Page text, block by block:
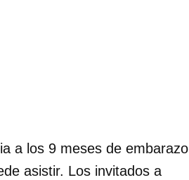
a los 9 meses de embarazo
asistir. Los invitados a